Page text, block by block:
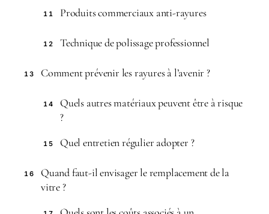
11 Produits commerciaux anti-rayures
12 Technique de polissage professionnel
13 Comment prévenir les rayures à l’avenir ?
14
Quels autres matériaux peuvent être à risque
?
15 Quel entretien régulier adopter ?
16
Quand faut-il envisager le remplacement de la
vitre ?